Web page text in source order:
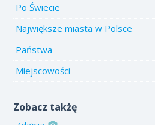
Po Świecie
Największe miasta w Polsce
Państwa
Miejscowości
Zobacz takżę